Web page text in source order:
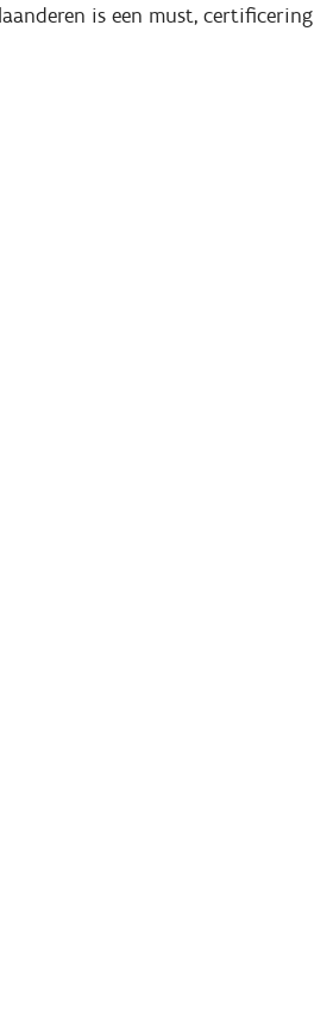
is een must, certificering